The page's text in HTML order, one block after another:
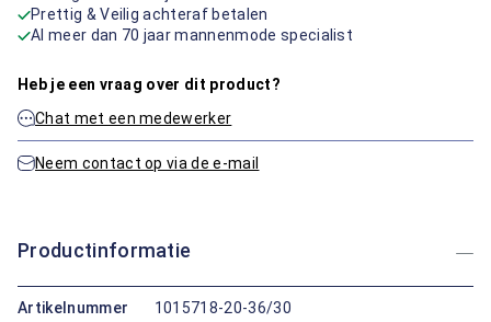
Prettig & Veilig achteraf betalen
Al meer dan 70 jaar mannenmode specialist
Heb je een vraag over dit product?
Chat met een medewerker
Neem contact op via de e-mail
Productinformatie
Artikelnummer
1015718-20-36/30